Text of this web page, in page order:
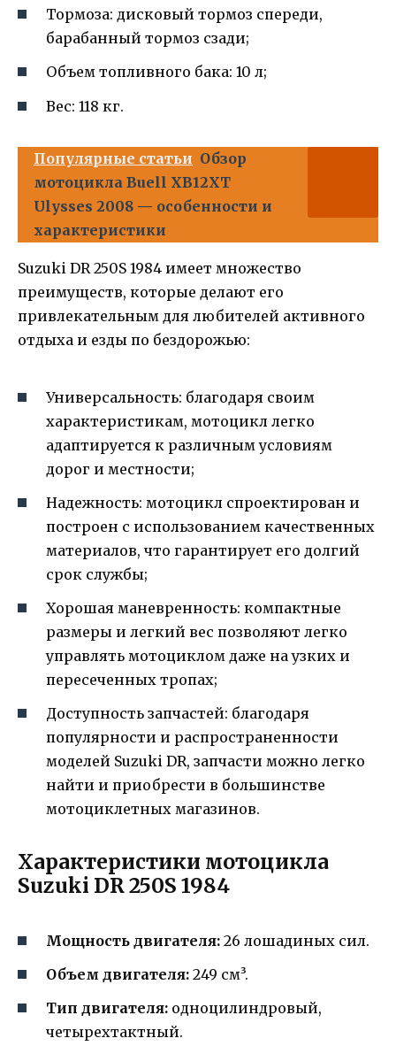
Тормоза: дисковый тормоз спереди,
барабанный тормоз сзади;
Объем топливного бака: 10 л;
Вес: 118 кг.
Популярные статьи Обзор
мотоцикла Buell XB12XT
Ulysses 2008 — особенности и
характеристики
Suzuki DR 250S 1984 имеет множество
преимуществ, которые делают его
привлекательным для любителей активного
отдыха и езды по бездорожью:
Универсальность: благодаря своим
характеристикам, мотоцикл легко
адаптируется к различным условиям
дорог и местности;
Надежность: мотоцикл спроектирован и
построен с использованием качественных
материалов, что гарантирует его долгий
срок службы;
Хорошая маневренность: компактные
размеры и легкий вес позволяют легко
управлять мотоциклом даже на узких и
пересеченных тропах;
Доступность запчастей: благодаря
популярности и распространенности
моделей Suzuki DR, запчасти можно легко
найти и приобрести в большинстве
мотоциклетных магазинов.
Характеристики мотоцикла
Suzuki DR 250S 1984
Мощность двигателя: 26 лошадиных сил.
Объем двигателя: 249 см³.
Тип двигателя: одноцилиндровый,
четырехтактный.